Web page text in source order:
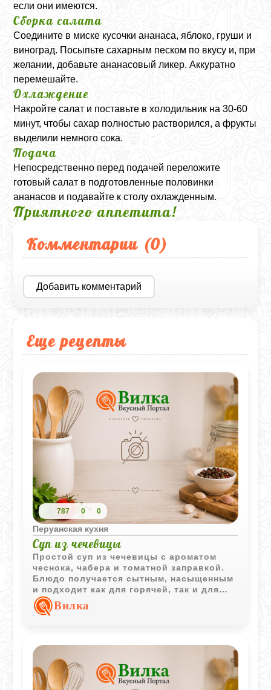
если они имеются.
Сборка салата
Соедините в миске кусочки ананаса, яблоко, груши и
виноград. Посыпьте сахарным песком по вкусу и, при
желании, добавьте ананасовый ликер. Аккуратно
перемешайте.
Охлаждение
Накройте салат и поставьте в холодильник на 30-60
минут, чтобы сахар полностью растворился, а фрукты
выделили немного сока.
Подача
Непосредственно перед подачей переложите
готовый салат в подготовленные половинки
ананасов и подавайте к столу охлажденным.
Приятного аппетита!
Комментарии (0)
Добавить комментарий
Еще рецепты
787 0 0
Перуанская кухня
Суп из чечевицы
Простой суп из чечевицы с ароматом
чеснока, чабера и томатной заправкой.
Блюдо получается сытным, насыщенным
и подходит как для горячей, так и для
охлажденной подачи.
Вилка